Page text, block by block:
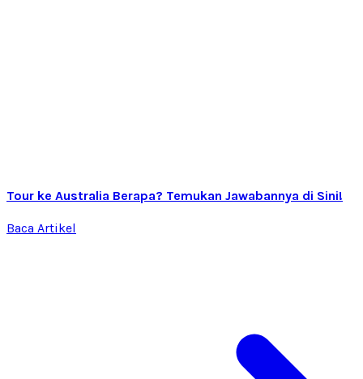
Tour ke Australia Berapa? Temukan Jawabannya di Sini!
Baca Artikel